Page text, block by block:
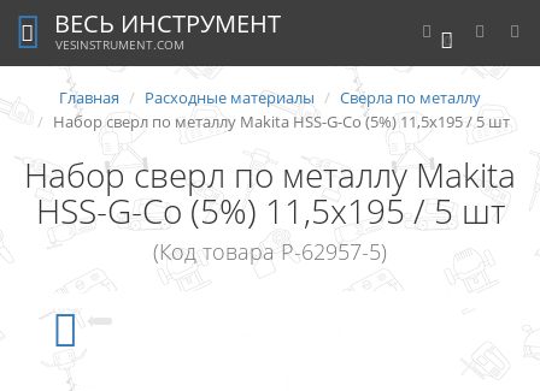
0
ВЕСЬ ИНСТРУМЕНТ
VESINSTRUMENT.COM
Главная Расходные материалы
Сверла по металлу
Набор сверл по металлу Makita HSS-G-Co (5%) 11,5x195 / 5 шт
Набор сверл по металлу Makita
HSS-G-Co (5%) 11,5x195 / 5 шт
(Код товара P-62957-5)